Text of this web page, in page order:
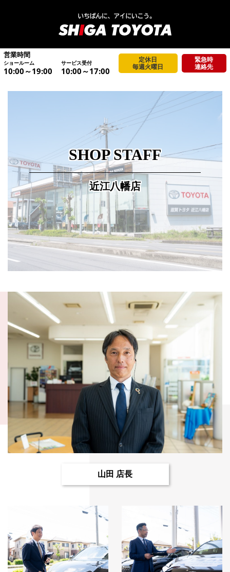
営業時間
ショールーム
10:00～19:00
サービス受付
10:00～17:00
定休日
毎週火曜日
緊急時
連絡先
SHOP STAFF
近江八幡店
山田 店長